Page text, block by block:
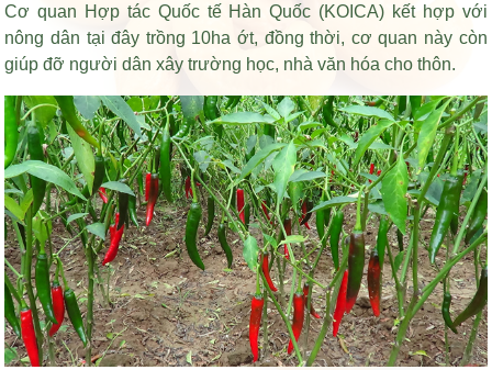
Cơ quan Hợp tác Quốc tế Hàn Quốc (KOICA) kết hợp với
nông dân tại đây trồng 10ha ớt, đồng thời, cơ quan này còn
giúp đỡ người dân xây trường học, nhà văn hóa cho thôn.